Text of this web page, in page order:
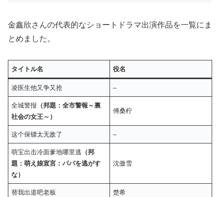
金鑫欣さんの代表的なショートドラマ出演作品を一覧にま
とめました。
タイトル名 役名
凌医生他又争又抢 –
全城警报 （邦題：全市警報～裏
社会の女王～）
傅桑柠
这个保镖太无敌了 –
萌宝出击冷面爹地哪里逃 （邦
題：萌え娘宣言：パパを逃がす
な）
沈傲雪
替我出道吧老板 楚希